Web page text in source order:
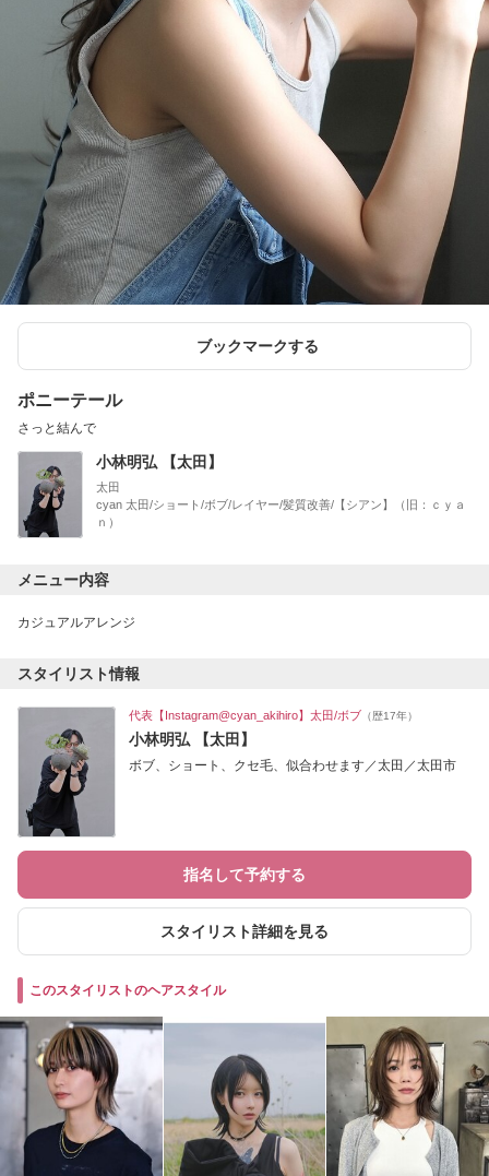
ブックマークする
ポニーテール
さっと結んで
小林明弘 【太田】
太田
cyan 太田/ショート/ボブ/レイヤー/髪質改善/【シアン】（旧：ｃｙａ
ｎ）
メニュー内容
カジュアルアレンジ
スタイリスト情報
代表【Instagram@cyan_akihiro】太田/ボブ （歴17年）
小林明弘 【太田】
ボブ、ショート、クセ毛、似合わせます／太田／太田市
指名して予約する
スタイリスト詳細を見る
このスタイリストのヘアスタイル